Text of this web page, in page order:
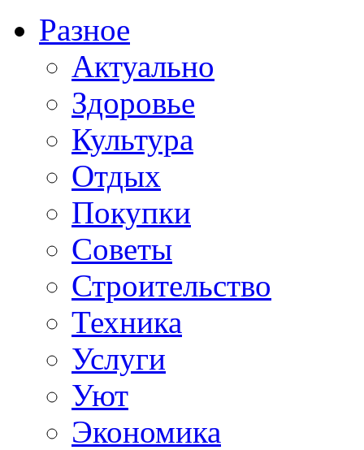
Разное
Актуально
Здоровье
Культура
Отдых
Покупки
Советы
Строительство
Техника
Услуги
Уют
Экономика